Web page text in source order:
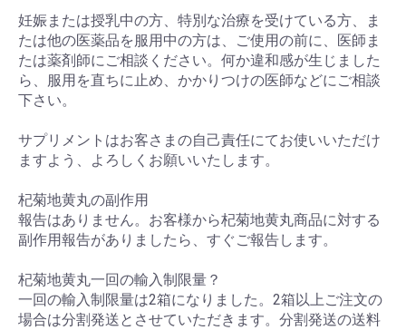
妊娠または授乳中の方、特別な治療を受けている方、ま
たは他の医薬品を服用中の方は、ご使用の前に、医師ま
たは薬剤師にご相談ください。何か違和感が生じました
ら、服用を直ちに止め、かかりつけの医師などにご相談
下さい。
サプリメントはお客さまの自己責任にてお使いいただけ
ますよう、よろしくお願いいたします。
杞菊地黄丸の副作用
報告はありません。お客様から杞菊地黄丸商品に対する
副作用報告がありましたら、すぐご報告します。
杞菊地黄丸一回の輸入制限量？
一回の輸入制限量は2箱になりました。2箱以上ご注文の
場合は分割発送とさせていただきます。分割発送の送料